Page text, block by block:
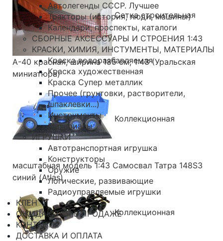
Автолегенды СССР. Лучшее
Тракторы (история, люди, машины)
Календари, проспекты, каталоги
СБОРНЫЕ АКСЕССУАРЫ И СТРОЕНИЯ 1:43
КРАСКИ, ХИМИЯ, ИНСТУМЕНТЫ, МАТЕРИАЛЫ
Краска водоразбавляемая
Краска художественная
Краска Супер металлик
Прочее (грунтовки, растворители,
шпаклевки...)
Инструменты
Материалы
ИГРУШКИ
Автотранспортная игрушка
Конструкторы
Оружие
Логические, развивающие
Радиоуправляемые игрушки
КЛЕН
ОЖИДАЮТСЯ В ПРОДАЖЕ
КОНТАКТЫ
ДОСТАВКА И ОПЛАТА
Сетка строительная
А-40 красная, ширина 185 см, 1:43 (Уральская
миниатюра)
Коллекционная
масштабная модель 1:43 Самосвал Татра 148S3
синий (Atlas)
Коллекционная